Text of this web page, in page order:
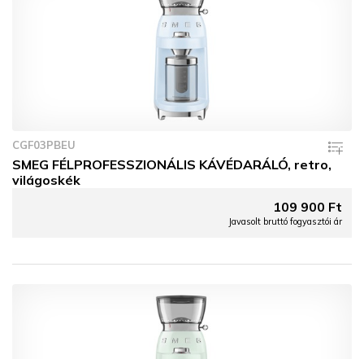
CGF03PBEU
SMEG FÉLPROFESSZIONÁLIS KÁVÉDARÁLÓ, retro,
világoskék
109 900 Ft
Javasolt bruttó fogyasztói ár